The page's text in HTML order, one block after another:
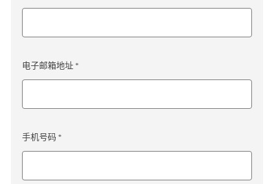
电子邮箱地址 *
手机号码 *